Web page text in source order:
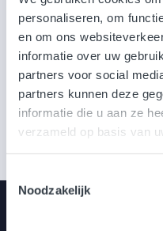
personaliseren, om
en om ons
informatie over uw
partners voor social
partners kunnen deze
informatie die u aan ze
verzameld op basis van
Noodzakelijk
Amalia